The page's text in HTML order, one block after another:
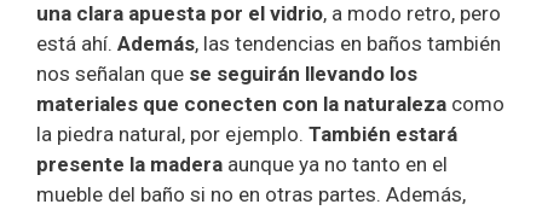
una clara apuesta por el vidrio, a modo retro, pero
está ahí. Además, las tendencias en baños también
nos señalan que se seguirán llevando los
materiales que conecten con la naturaleza como
la piedra natural, por ejemplo. También estará
presente la madera aunque ya no tanto en el
mueble del baño si no en otras partes. Además,